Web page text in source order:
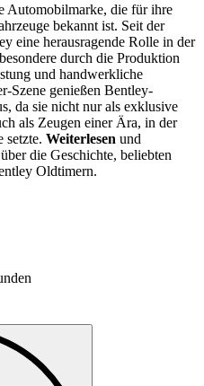
Automobilmarke, die für ihre
bekannt ist. Seit der
eine herausragende Rolle in der
durch die Produktion
und handwerkliche
Szene genießen Bentley-
da sie nicht nur als exklusive
als Zeugen einer Ära, in der
setzte. Weiterlesen und
die Geschichte, beliebten
Oldtimern.